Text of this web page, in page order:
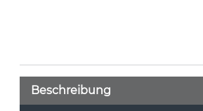
Beschreibung